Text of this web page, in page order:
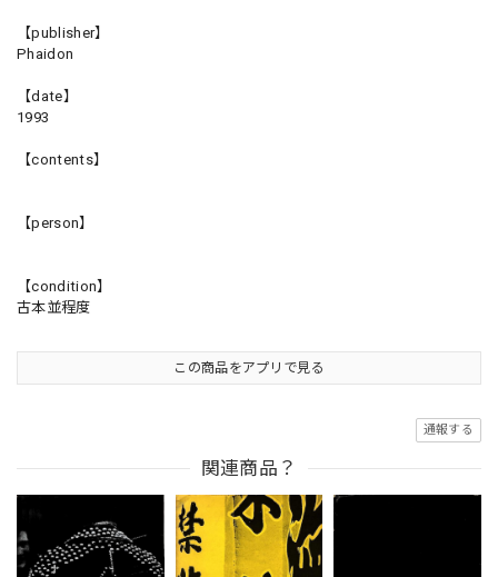
【publisher】
Phaidon
【date】
1993
【contents】
【person】
【condition】
古本並程度
この商品をアプリで見る
通報する
関連商品？